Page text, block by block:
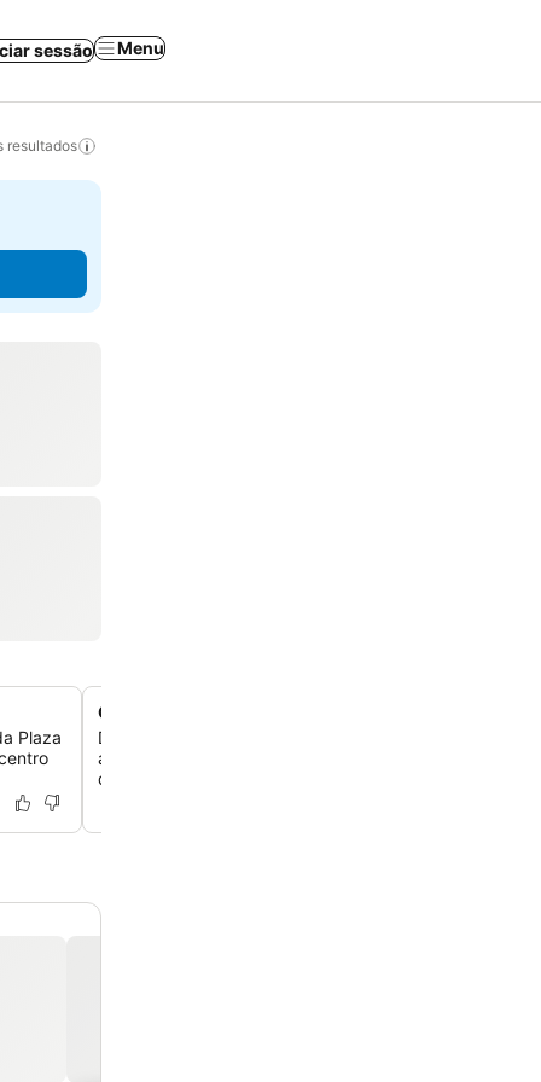
sessão Menu
resultados
Plaza
Comodidades para a família
Desfrute de um ambiente acolhedor para famílias, com
a 2 anos hospedadas gratuitamente e quartos triplos
disponíveis.